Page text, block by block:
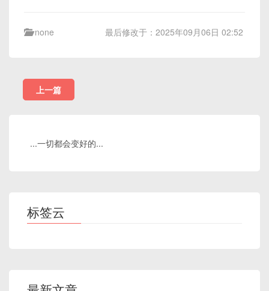
none 最后修改于：2025年09月06日 02:52
上一篇
...一切都会变好的...
标签云